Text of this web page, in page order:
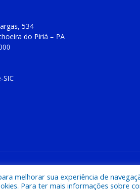
534
do Piriá – PA
SIC
melhorar sua experiência de
Para ter mais informações sobre